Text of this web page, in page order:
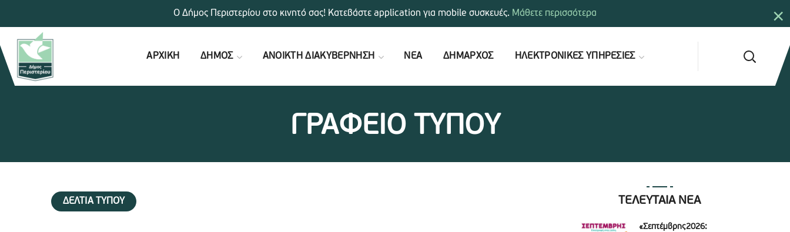
ΑΡΧΙΚΗ ΔΗΜΟΣ ΑΝΟΙΚΤΗ ΔΙΑΚΥΒΕΡΝΗΣΗ ΝΕΑ ΔΗΜΑΡΧΟΣ ΗΛΕΚΤΡΟΝΙΚΕΣ ΥΠΗΡΕΣΙΕΣ
ΓΡΑΦΕΙΟ ΤΥΠΟΥ
ΔΕΛΤΙΑ ΤΥΠΟΥ ΤΕΛΕΥΤΑΙΑ ΝΕΑ
«Σεπτέμβρης2026:
×
Ο Δήμος Περιστερίου στο κινητό σας! Κατεβάστε application για mobile συσκευές. Μάθετε περισσότερα